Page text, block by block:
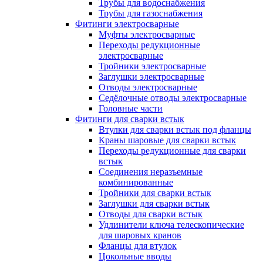
Трубы для водоснабжения
Трубы для газоснабжения
Фитинги электросварные
Муфты электросварные
Переходы редукционные
электросварные
Тройники электросварные
Заглушки электросварные
Отводы электросварные
Седёлочные отводы электросварные
Головные части
Фитинги для сварки встык
Втулки для сварки встык под фланцы
Краны шаровые для сварки встык
Переходы редукционные для сварки
встык
Соединения неразъемные
комбинированные
Тройники для сварки встык
Заглушки для сварки встык
Отводы для сварки встык
Удлинители ключа телескопические
для шаровых кранов
Фланцы для втулок
Цокольные вводы